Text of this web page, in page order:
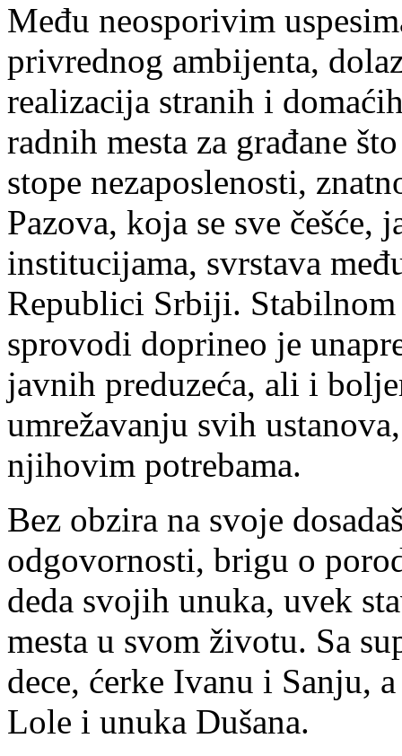
Među neosporivim
privrednog ambijenta,
realizacija stranih i
radnih mesta za građane
stope nezaposlenosti,
Pazova, koja se sve
institucijama, svrstava
Republici Srbiji.
sprovodi doprineo je
javnih preduzeća, ali i
umrežavanju svih
njihovim potrebama.
Bez obzira na svoje
odgovornosti, brigu o
deda svojih unuka, uvek
mesta u svom životu. Sa
dece, ćerke Ivanu i Sanju,
Lole i unuka Dušana.